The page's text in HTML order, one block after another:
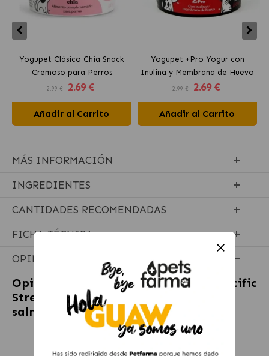
Yogupet Clásico Chía Snack
Cremoso para Perros
2.99 € 2.69 €
Añadir al Carrito
Yogupet +Pro Yogur con
Inulina y Membrana de Huevo
para Perros y Gatos
2.99 € 2.69 €
Añadir al Carrito
MÁS INFORMACIÓN
INGREDIENTES
CANTIDADES RECOMENDADAS
FICHA TÉCNICA
OPINIONES
Opiniones sobreTaste of the Wild Pacific
Stream Pienso para cachorros con
salmón